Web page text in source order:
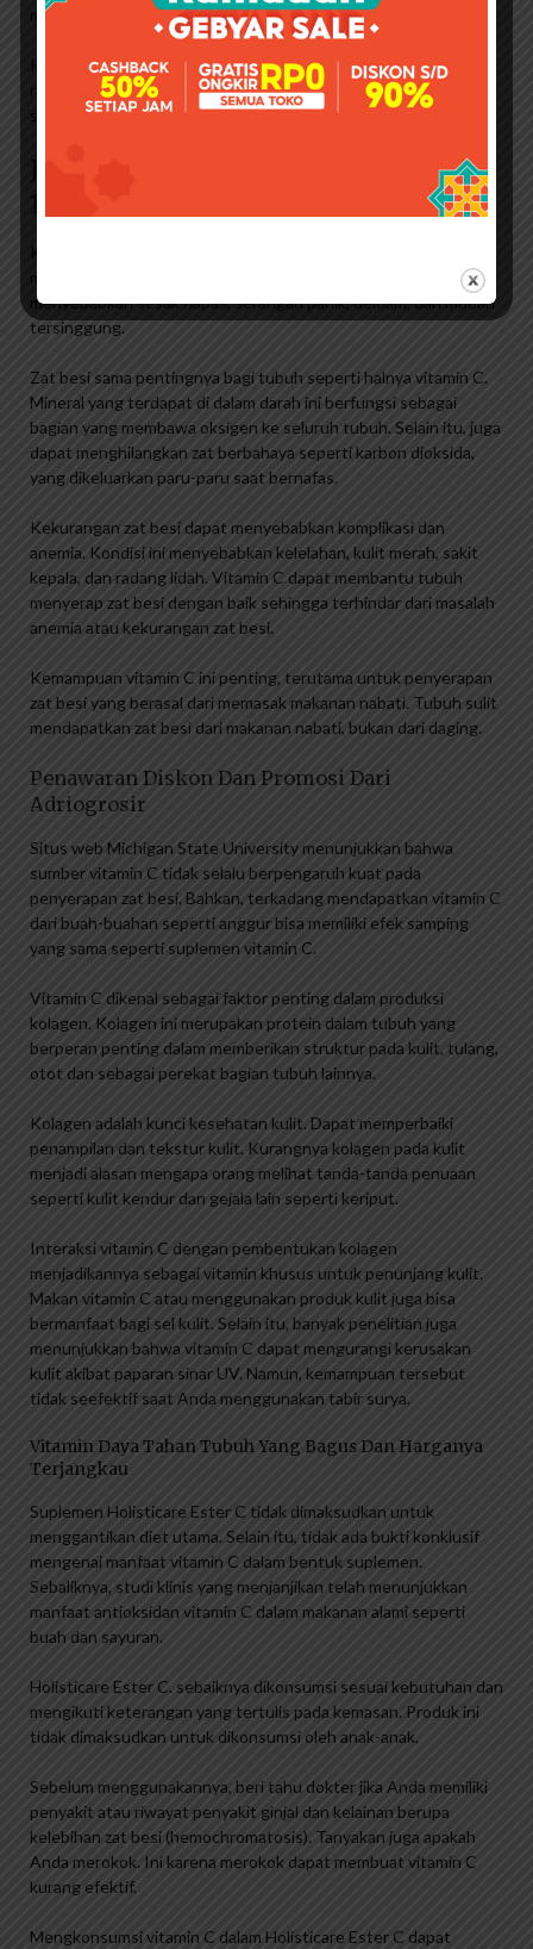
menyebabkan berbagai masalah kesehatan.
Kekurangan vitamin C dapat menyebabkan banyak reaksi
negatif pada tubuh, dari yang ringan hingga yang parah. adalah
sebagai berikut:
Jual Blackmores Pregnancy I Folic
Kekurangan vitamin C yang tidak segera ditangani dapat
memperburuk kondisi. Masalah kronis ini juga dapat
menyebabkan sesak napas, serangan panik, demam, dan mudah
tersinggung.
Zat besi sama pentingnya bagi tubuh seperti halnya vitamin C.
Mineral yang terdapat di dalam darah ini berfungsi sebagai
bagian yang membawa oksigen ke seluruh tubuh. Selain itu, juga
dapat menghilangkan zat berbahaya seperti karbon dioksida,
yang dikeluarkan paru-paru saat bernafas.
Kekurangan zat besi dapat menyebabkan komplikasi dan
anemia. Kondisi ini menyebabkan kelelahan, kulit merah, sakit
kepala, dan radang lidah. Vitamin C dapat membantu tubuh
menyerap zat besi dengan baik sehingga terhindar dari masalah
anemia atau kekurangan zat besi.
Kemampuan vitamin C ini penting, terutama untuk penyerapan
zat besi yang berasal dari memasak makanan nabati. Tubuh sulit
mendapatkan zat besi dari makanan nabati, bukan dari daging.
Penawaran Diskon Dan Promosi Dari
Adriogrosir
Situs web Michigan State University menunjukkan bahwa
sumber vitamin C tidak selalu berpengaruh kuat pada
penyerapan zat besi. Bahkan, terkadang mendapatkan vitamin C
dari buah-buahan seperti anggur bisa memiliki efek samping
yang sama seperti suplemen vitamin C.
Vitamin C dikenal sebagai faktor penting dalam produksi
kolagen. Kolagen ini merupakan protein dalam tubuh yang
berperan penting dalam memberikan struktur pada kulit, tulang,
otot dan sebagai perekat bagian tubuh lainnya.
Kolagen adalah kunci kesehatan kulit. Dapat memperbaiki
penampilan dan tekstur kulit. Kurangnya kolagen pada kulit
menjadi alasan mengapa orang melihat tanda-tanda penuaan
seperti kulit kendur dan gejala lain seperti keriput.
Interaksi vitamin C dengan pembentukan kolagen
menjadikannya sebagai vitamin khusus untuk penunjang kulit.
Makan vitamin C atau menggunakan produk kulit juga bisa
bermanfaat bagi sel kulit. Selain itu, banyak penelitian juga
menunjukkan bahwa vitamin C dapat mengurangi kerusakan
kulit akibat paparan sinar UV. Namun, kemampuan tersebut
tidak seefektif saat Anda menggunakan tabir surya.
Vitamin Daya Tahan Tubuh Yang Bagus Dan Harganya
Terjangkau
Suplemen Holisticare Ester C tidak dimaksudkan untuk
menggantikan diet utama. Selain itu, tidak ada bukti konklusif
mengenai manfaat vitamin C dalam bentuk suplemen.
Sebaliknya, studi klinis yang menjanjikan telah menunjukkan
manfaat antioksidan vitamin C dalam makanan alami seperti
buah dan sayuran.
Holisticare Ester C. sebaiknya dikonsumsi sesuai kebutuhan dan
mengikuti keterangan yang tertulis pada kemasan. Produk ini
tidak dimaksudkan untuk dikonsumsi oleh anak-anak.
Sebelum menggunakannya, beri tahu dokter jika Anda memiliki
penyakit atau riwayat penyakit ginjal dan kelainan berupa
kelebihan zat besi (hemochromatosis). Tanyakan juga apakah
Anda merokok. Ini karena merokok dapat membuat vitamin C
kurang efektif.
Mengkonsumsi vitamin C dalam Holisticare Ester C dapat